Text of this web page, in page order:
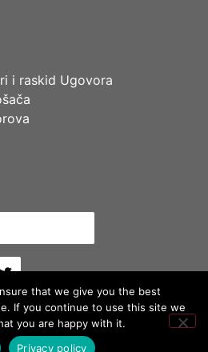
i raskid Ugovora
RIGHTS RESERVED.
that we give you the best
If you continue to use this site we
you are happy with it.
Privacy policy